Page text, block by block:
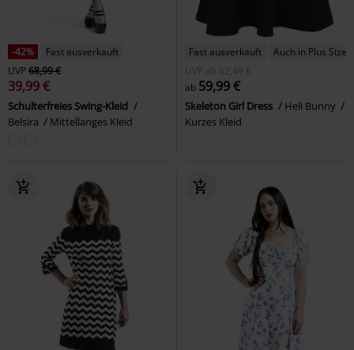
-42%
Fast ausverkauft
UVP68,99 €
39,99 €
Schulterfreies Swing-Kleid
Belsira
Mittellanges Kleid
Fast ausverkauft
Auch in Plus Size
UVP
ab 62,49 €
ab 59,99 €
Skeleton Girl Dress
Hell Bunny
Kurzes Kleid